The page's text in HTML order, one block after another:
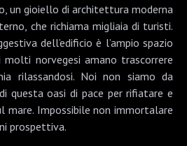
, un gioiello di architettura moderna
che richiama migliaia di turisti.
dell’edificio è l’ampio spazio
norvegesi amano trascorrere
rilassandosi. Noi non siamo da
questa oasi di pace per rifiatare e
mare. Impossibile non immortalare
prospettiva.